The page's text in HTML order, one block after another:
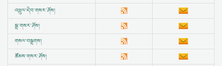
འཕྲུལ་དེབ་གསར་ཤོས།
སྒྲ་གསར་ཤོས།
གསལ་བསྒྲགས།
ཚོམས་གསར་ཤོས།